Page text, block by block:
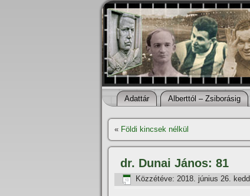
Adattár Alberttól – Zsiborásig
« Földi kincsek nélkül
dr. Dunai János: 81
Közzétéve: 2018. június 26. kedd